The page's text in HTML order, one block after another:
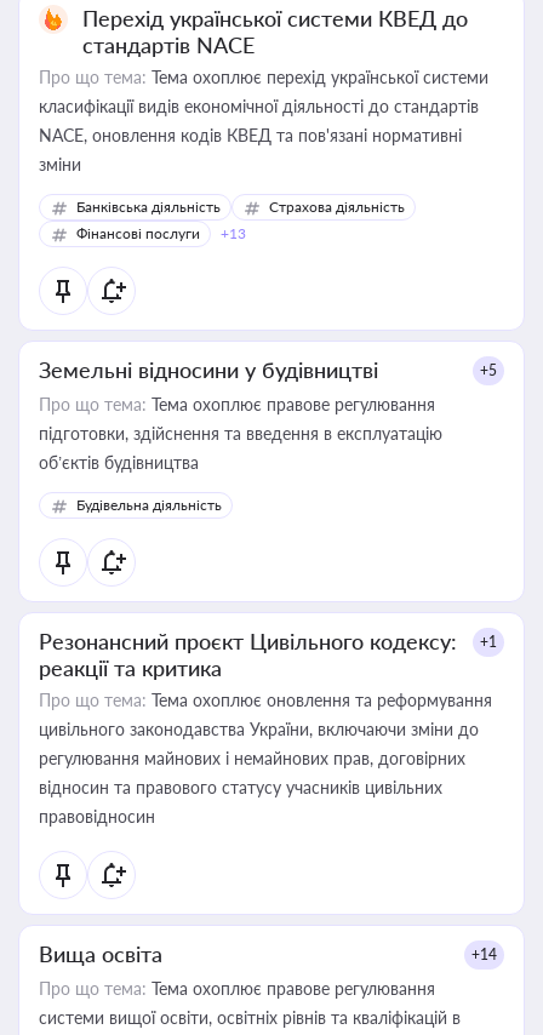
Перехід української системи КВЕД до
стандартів NACE
Про що тема: Тема охоплює перехід української системи
класифікації видів економічної діяльності до стандартів
NACE, оновлення кодів КВЕД та пов'язані нормативні
зміни
Банківська діяльність
Страхова діяльність
Фінансові послуги
+13
Земельні відносини у будівництві +5
Про що тема: Тема охоплює правове регулювання
підготовки, здійснення та введення в експлуатацію
об’єктів будівництва
Будівельна діяльність
Резонансний проєкт Цивільного кодексу:
реакції та критика
+1
Про що тема: Тема охоплює оновлення та реформування
цивільного законодавства України, включаючи зміни до
регулювання майнових і немайнових прав, договірних
відносин та правового статусу учасників цивільних
правовідносин
Вища освіта +14
Про що тема: Тема охоплює правове регулювання
системи вищої освіти, освітніх рівнів та кваліфікацій в